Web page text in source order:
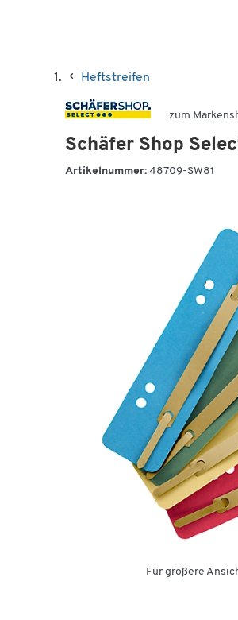
Heftstreifen
zum
Schäfer Shop
Artikelnummer: 48709-SW81
Für größere